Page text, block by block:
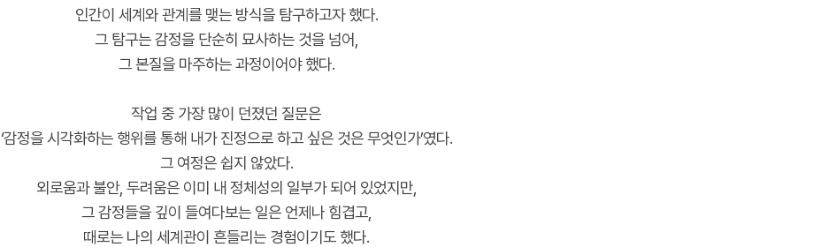
인간이 세계와 관계를 맺는 방식을 탐구하고자 했다.
그 탐구는 감정을 단순히 묘사하는 것을 넘어,
그 본질을 마주하는 과정이어야 했다.
작업 중 가장 많이 던졌던 질문은
‘감정을 시각화하는 행위를 통해 내가 진정으로 하고 싶은 것은 무엇인가’였다.
그 여정은 쉽지 않았다.
외로움과 불안, 두려움은 이미 내 정체성의 일부가 되어 있었지만,
그 감정들을 깊이 들여다보는 일은 언제나 힘겹고,
때로는 나의 세계관이 흔들리는 경험이기도 했다.